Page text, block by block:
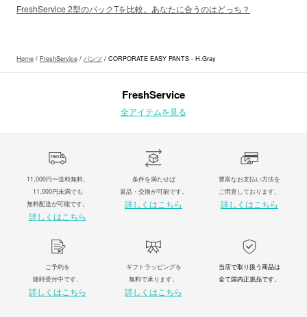
FreshService 2型のパックTを比較。あなたに合うのはどっち？
Home / FreshService / パンツ / CORPORATE EASY PANTS - H.Gray
FreshService
全アイテムを見る
11,000円〜送料無料。
11,000円未満でも
無料配送が可能です。
詳しくはこちら
条件を満たせば
返品・交換が可能です。
詳しくはこちら
豊富なお支払い方法を
ご用意しております。
詳しくはこちら
ご予約を
随時受付中です。
詳しくはこちら
ギフトラッピングを
無料で承ります。
詳しくはこちら
当店で取り扱う商品は
全て国内正規品です。